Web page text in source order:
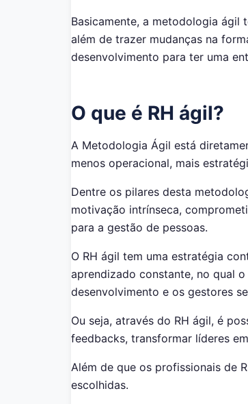
Basicamente, a metodologia ágil
além de trazer mudanças na
desenvolvimento para ter uma
O que é RH ágil?
A Metodologia Ágil está
menos operacional, mais
Dentre os pilares desta
motivação intrínseca,
para a gestão de pessoas.
O RH ágil tem uma estratégia
aprendizado constante, no qual
desenvolvimento e os gestores
Ou seja, através do RH ágil, é
feedbacks, transformar líderes
Além de que os profissionais de
escolhidas.